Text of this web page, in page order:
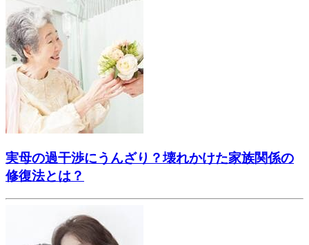
実母の過干渉にうんざり？壊れかけた家族関係の
修復法とは？